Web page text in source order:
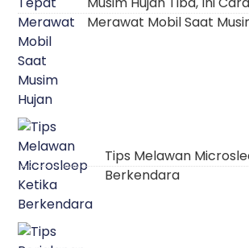
Merawat Mobil Saat
Tips Melawan
Berkendara